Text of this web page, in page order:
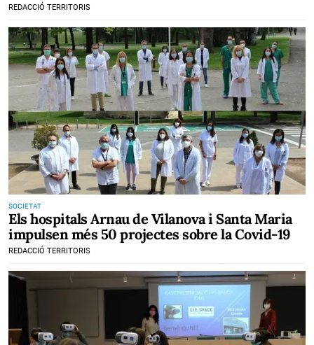
REDACCIÓ TERRITORIS
SOCIETAT
Els hospitals Arnau de Vilanova i Santa Maria
impulsen més 50 projectes sobre la Covid-19
REDACCIÓ TERRITORIS